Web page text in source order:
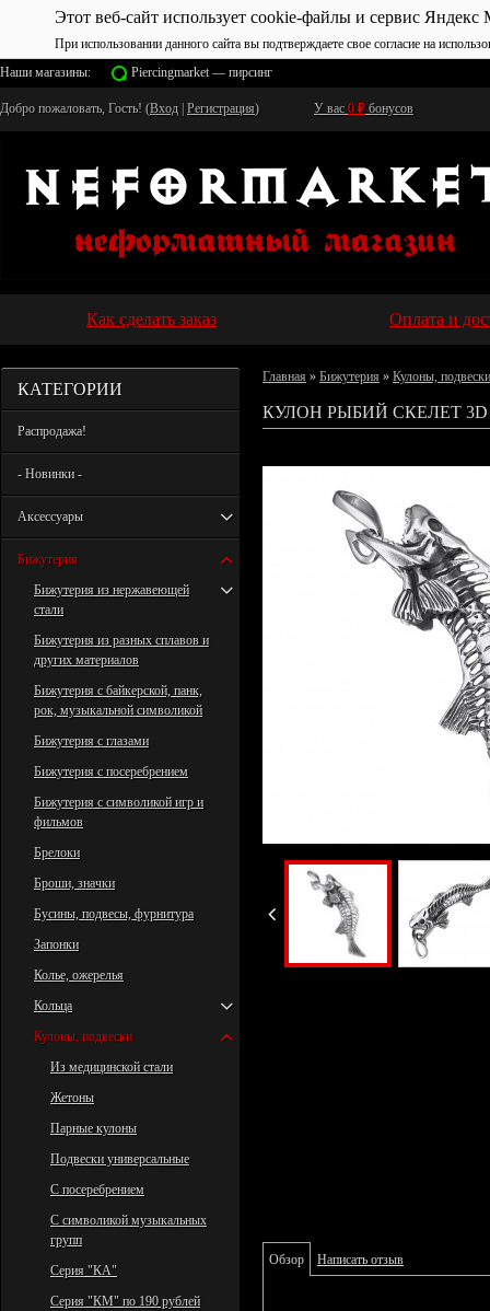
Этот веб-сайт использует cookie-файлы и сервис Яндекс
При использовании данного сайта вы подтверждаете свое согласие на
Наши магазины:
Piercingmarket — пирсинг
Добро пожаловать, Гость! (Вход Регистрация) У вас 0 ₽ бонусов
Как сделать заказ Оплата и
КАТЕГОРИИ
Распродажа!
- Новинки -
Аксессуары
Бижутерия
Бижутерия из нержавеющей
стали
Бижутерия из разных сплавов и
других материалов
Бижутерия с байкерской, панк,
рок, музыкальной символикой
Бижутерия с глазами
Бижутерия с посеребрением
Бижутерия с символикой игр и
фильмов
Брелоки
Броши, значки
Бусины, подвесы, фурнитура
Запонки
Колье, ожерелья
Кольца
Кулоны, подвески
Из медицинской стали
Жетоны
Парные кулоны
Подвески универсальные
С посеребрением
С символикой музыкальных
групп
Серия "КА"
Серия "КМ" по 190 рублей
Главная » Бижутерия » Кулоны, подвески
КУЛОН РЫБИЙ СКЕЛЕТ 3D
Обзор Написать отзыв